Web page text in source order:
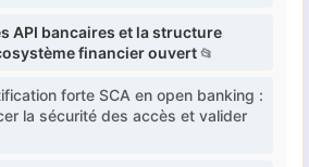
API bancaires et la structure
financier ouvert
forte SCA en open banking :
la sécurité des accès et valider